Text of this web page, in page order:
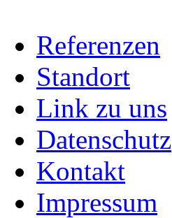
Referenzen
Standort
Link zu uns
Datenschutz
Kontakt
Impressum